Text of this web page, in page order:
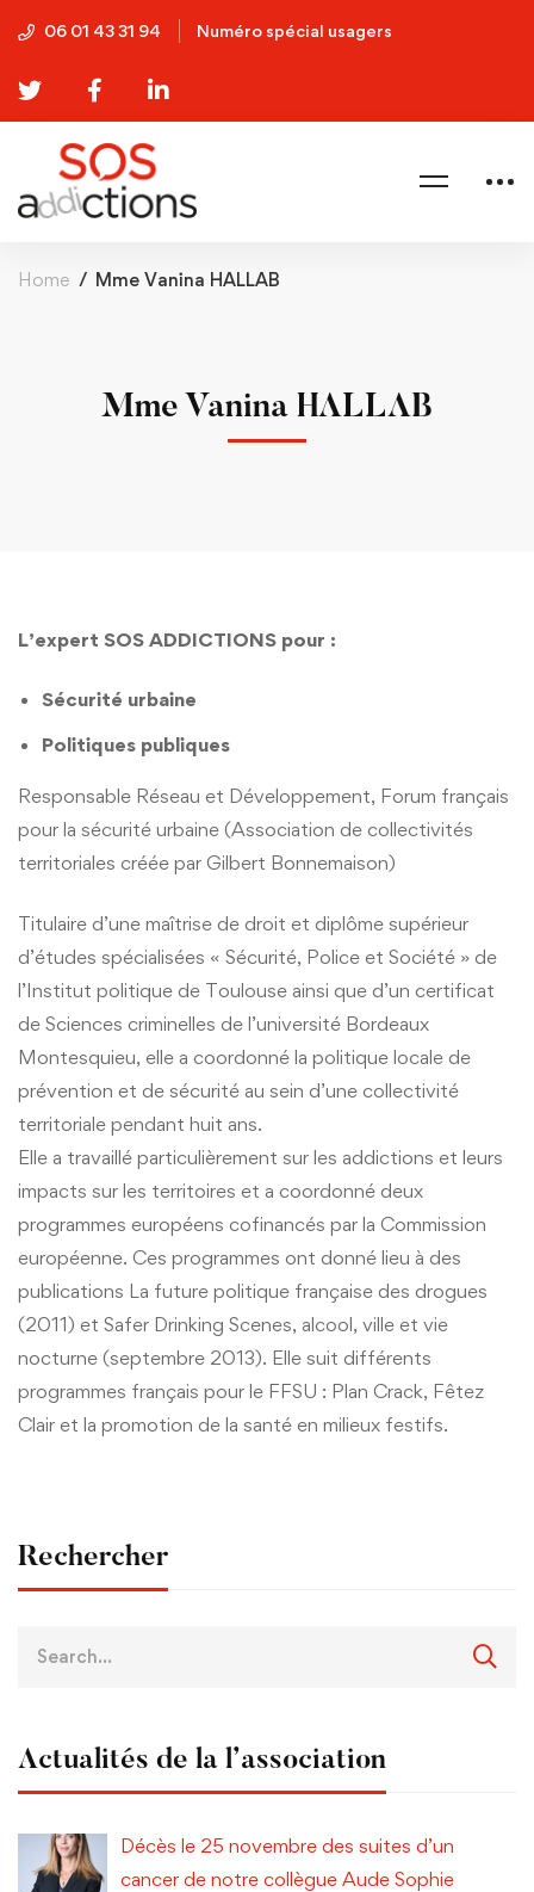
06 01 43 31 94 Numéro spécial usagers
Home Mme Vanina HALLAB
Mme Vanina HALLAB
L’expert SOS ADDICTIONS pour :
Sécurité urbaine
Politiques publiques
Responsable Réseau et Développement, Forum français
pour la sécurité urbaine (Association de collectivités
territoriales créée par Gilbert Bonnemaison)
Titulaire d’une maîtrise de droit et diplôme supérieur
d’études spécialisées « Sécurité, Police et Société » de
l’Institut politique de Toulouse ainsi que d’un certificat
de Sciences criminelles de l’université Bordeaux
Montesquieu, elle a coordonné la politique locale de
prévention et de sécurité au sein d’une collectivité
territoriale pendant huit ans.
Elle a travaillé particulièrement sur les addictions et leurs
impacts sur les territoires et a coordonné deux
programmes européens cofinancés par la Commission
européenne. Ces programmes ont donné lieu à des
publications La future politique française des drogues
(2011) et Safer Drinking Scenes, alcool, ville et vie
nocturne (septembre 2013). Elle suit différents
programmes français pour le FFSU : Plan Crack, Fêtez
Clair et la promotion de la santé en milieux festifs.
Rechercher
Actualités de la l’association
Décès le 25 novembre des suites d’un
cancer de notre collègue Aude Sophie